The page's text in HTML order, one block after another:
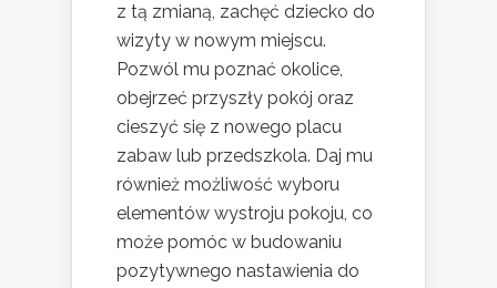
z tą zmianą, zachęć dziecko do
wizyty w nowym miejscu.
Pozwól mu poznać okolice,
obejrzeć przyszły pokój oraz
cieszyć się z nowego placu
zabaw lub przedszkola. Daj mu
również możliwość wyboru
elementów wystroju pokoju, co
może pomóc w budowaniu
pozytywnego nastawienia do